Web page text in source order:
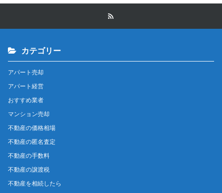
カテゴリー
アパート売却
アパート経営
おすすめ業者
マンション売却
不動産の価格相場
不動産の匿名査定
不動産の手数料
不動産の譲渡税
不動産を相続したら